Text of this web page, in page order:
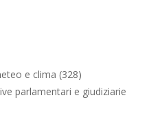
e clima (328)
parlamentari e giudiziarie